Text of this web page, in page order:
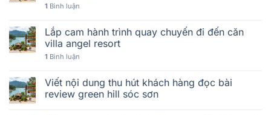
1 Bình luận
Lắp cam hành trình quay chuyến đi đến căn
villa angel resort
1 Bình luận
Viết nội dung thu hút khách hàng đọc bài
review green hill sóc sơn